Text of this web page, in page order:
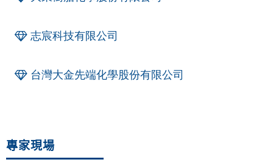
志宸科技有限公司
台灣大金先端化學股份有限公司
專家現場